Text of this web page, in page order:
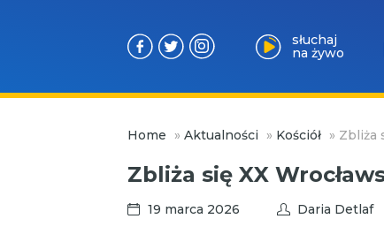
słuchaj
na żywo
Home » Aktualności » Kościół » Zbliża
Zbliża się XX
19 marca 2026 Daria Detlaf